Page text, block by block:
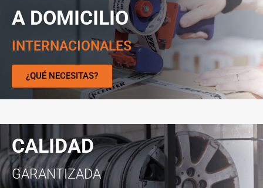
A DOMICILIO
INTERNACIONALES
¿QUÉ NECESITAS?
CALIDAD
GARANTIZADA